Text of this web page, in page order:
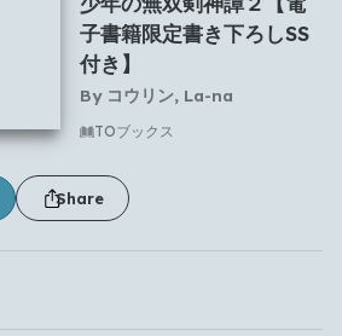
子書籍限定書き下ろしSS
付き】
By コウリン, La-na
TOブックス
Share